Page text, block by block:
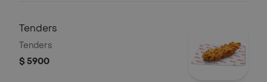
Tenders
Tenders
$ 5900